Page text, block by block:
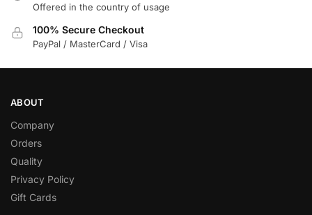
Offered in the country of usage
100% Secure Checkout
PayPal / MasterCard / Visa
ABOUT
Company
Orders
Quality
Privacy Policy
Gift Cards